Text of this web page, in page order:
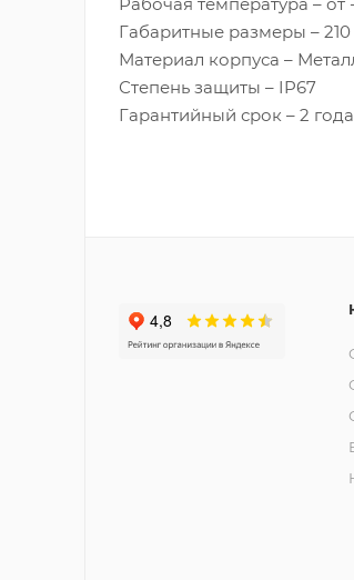
Габаритные размеры –
Материал корпуса –
Степень защиты – IP67
Гарантийный срок – 2 года